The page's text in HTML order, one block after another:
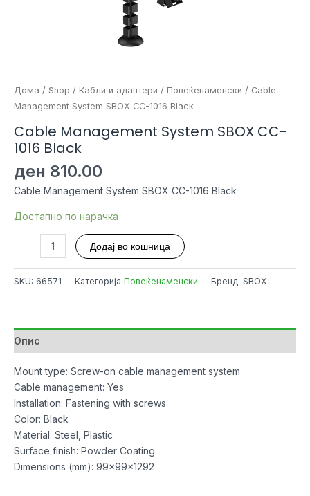
Дома / Shop / Кабли и адаптери / Повеќенаменски / Cable
Management System SBOX CC-1016 Black
Cable Management System SBOX CC-
1016 Black
ден 810.00
Cable Management System SBOX CC-1016 Black
Достапно по нарачка
Management
System
Black
количина
Додај во кошница
SKU: 66571 Категорија Повеќенаменски Бренд: SBOX
Опис
Mount type: Screw-on cable management system
Cable management: Yes
Installation: Fastening with screws
Color: Black
Material: Steel, Plastic
Surface finish: Powder Coating
Dimensions (mm): 99x99x1292